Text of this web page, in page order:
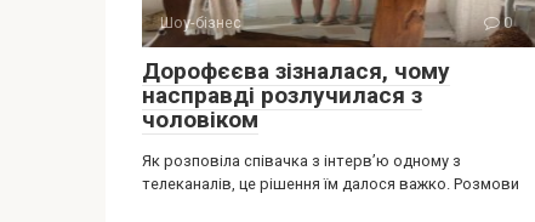
Шоу-бізнес 0
Дорофєєва зізналася, чому
насправді розлучилася з
чоловіком
Як розповіла співачка з інтерв’ю одному з
телеканалів, це рішення їм далося важко. Розмови